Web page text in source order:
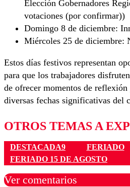
Elección Gobernadores
votaciones (por confirmar))
Domingo 8 de diciembre:
Miércoles 25 de diciembre:
Estos días festivos representan
para que los trabajadores
de ofrecer momentos de
diversas fechas significativas del
OTROS TEMAS A
DESTACADA9
FERIADO
FERIADO 15 DE AGOSTO
Ver comentarios